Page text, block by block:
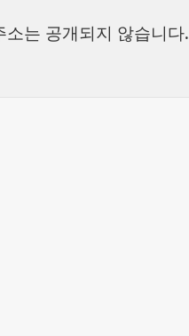
소는 공개되지 않습니다.